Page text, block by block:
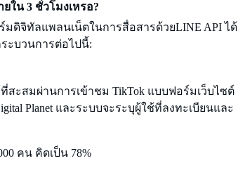
ยใน 3 ชั่วโมงเหรอ?
ดิจิทัลแพลนเน็ตในการสื่อสารด้วยLINE API ได้
ะบวนการต่อไปนี้:
ะสมผ่านการเข้าชม TikTok แบบฟอร์มเว็บไซต์
Planet และระบบจะระบุผู้ใช้ที่ลงทะเบียนและ
คน คิดเป็น 78%